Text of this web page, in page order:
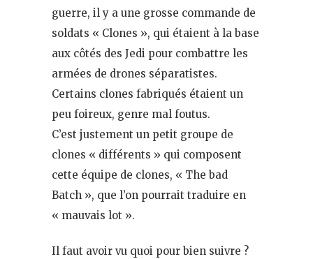
guerre, il y a une grosse commande de
soldats « Clones », qui étaient à la base
aux côtés des Jedi pour combattre les
armées de drones séparatistes.
Certains clones fabriqués étaient un
peu foireux, genre mal foutus.
C’est justement un petit groupe de
clones « différents » qui composent
cette équipe de clones, « The bad
Batch », que l’on pourrait traduire en
« mauvais lot ».
Il faut avoir vu quoi pour bien suivre ?